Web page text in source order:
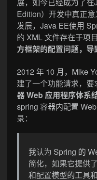
Edition）开发中真正
发展，Java EE使用
的 XML 文件存在于项
方框架的配置问题，
2012 年 10 月，Mike
建了一个功能请求，要
器 Web 应用程序体系
spring 容器内配置
录：
我认为 Spring 的
简化，如果它提供
和配置模型的工具